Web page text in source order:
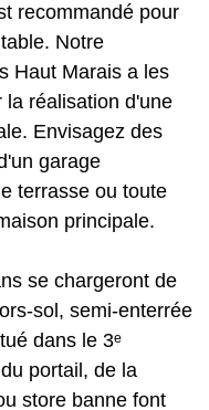
recommandé pour
Notre
Haut Marais a les
réalisation d'une
Envisagez des
garage
terrasse ou toute
principale.
se chargeront de
sol, semi-enterrée
dans le 3ᵉ
portail, de la
store banne font